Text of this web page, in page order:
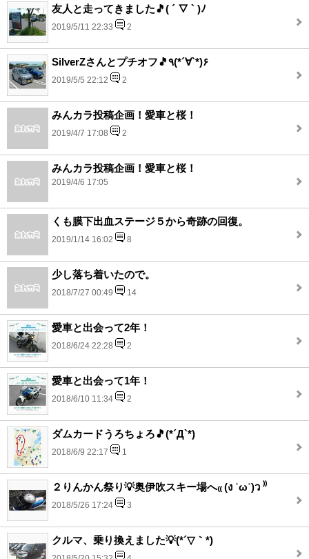
友人と走ってきました🎵( ´ ▽ ` )ﾉ
2019/5/11 22:33 2
SilverZさんとプチオフ🎵٩(*´∀`*)۶
2019/5/5 22:12 2
みんカラ投稿企画！愛車と桜！
2019/4/7 17:08 2
みんカラ投稿企画！愛車と桜！
2019/4/6 17:05
くも膜下出血ステージ５から奇跡の回復。
2019/1/14 16:02 8
少し落ち着いたので。
2018/7/27 00:49 14
愛車と出会って2年！
2018/6/24 22:28 2
愛車と出会って1年！
2018/6/10 11:34 2
ダムカードうろちょろ🎵(*´Д`*)
2018/6/9 22:17 1
２りんかん祭り💡奥伊吹スキー場へ₍₍ (ง ˙ω˙)ว ⁾⁾
2018/5/26 17:24 3
クルマ、乗り換えました💡(*´▽｀*)